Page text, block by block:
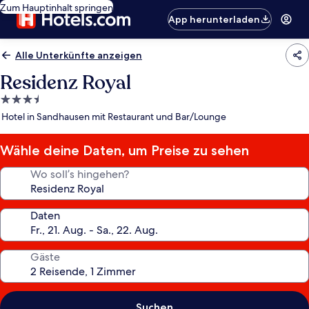
Zum Hauptinhalt springen
App herunterladen
Alle Unterkünfte anzeigen
Residenz Royal
3.5-
Sterne-
Hotel in Sandhausen mit Restaurant und Bar/Lounge
Wähle deine Daten, um Preise zu sehen
Wo soll’s hingehen?
Daten
Gäste